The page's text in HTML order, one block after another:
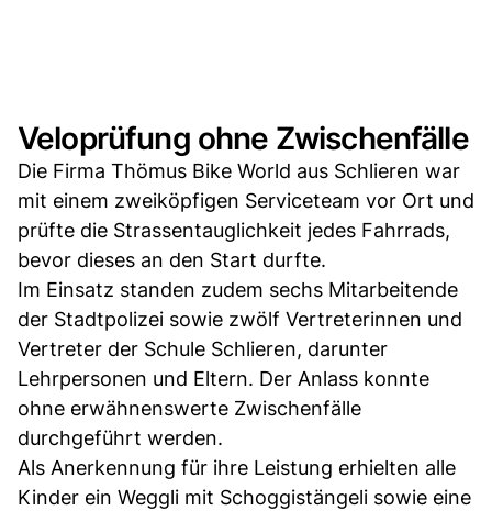
Veloprüfung ohne Zwischenfälle
Die Firma Thömus Bike World aus Schlieren war
mit einem zweiköpfigen Serviceteam vor Ort und
prüfte die Strassentauglichkeit jedes Fahrrads,
bevor dieses an den Start durfte.
Im Einsatz standen zudem sechs Mitarbeitende
der Stadtpolizei sowie zwölf Vertreterinnen und
Vertreter der Schule Schlieren, darunter
Lehrpersonen und Eltern. Der Anlass konnte
ohne erwähnenswerte Zwischenfälle
durchgeführt werden.
Als Anerkennung für ihre Leistung erhielten alle
Kinder ein Weggli mit Schoggistängeli sowie eine